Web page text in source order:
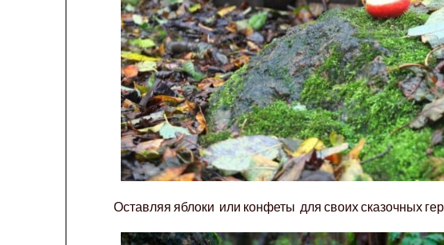
Оставляя яблоки или конфеты для своих сказочных